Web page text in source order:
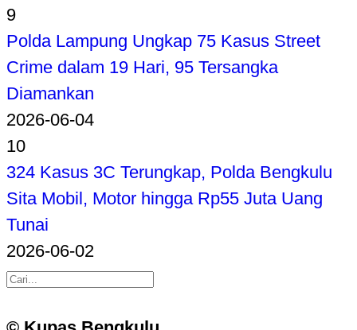
9
Polda Lampung Ungkap 75 Kasus Street
Crime dalam 19 Hari, 95 Tersangka
Diamankan
2026-06-04
10
324 Kasus 3C Terungkap, Polda Bengkulu
Sita Mobil, Motor hingga Rp55 Juta Uang
Tunai
2026-06-02